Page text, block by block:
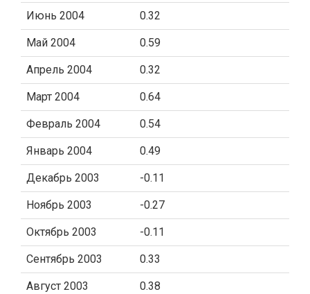
Июнь 2004 0.32
Май 2004 0.59
Апрель 2004 0.32
Март 2004 0.64
Февраль 2004 0.54
Январь 2004 0.49
Декабрь 2003 -0.11
Ноябрь 2003 -0.27
Октябрь 2003 -0.11
Сентябрь 2003 0.33
Август 2003 0.38